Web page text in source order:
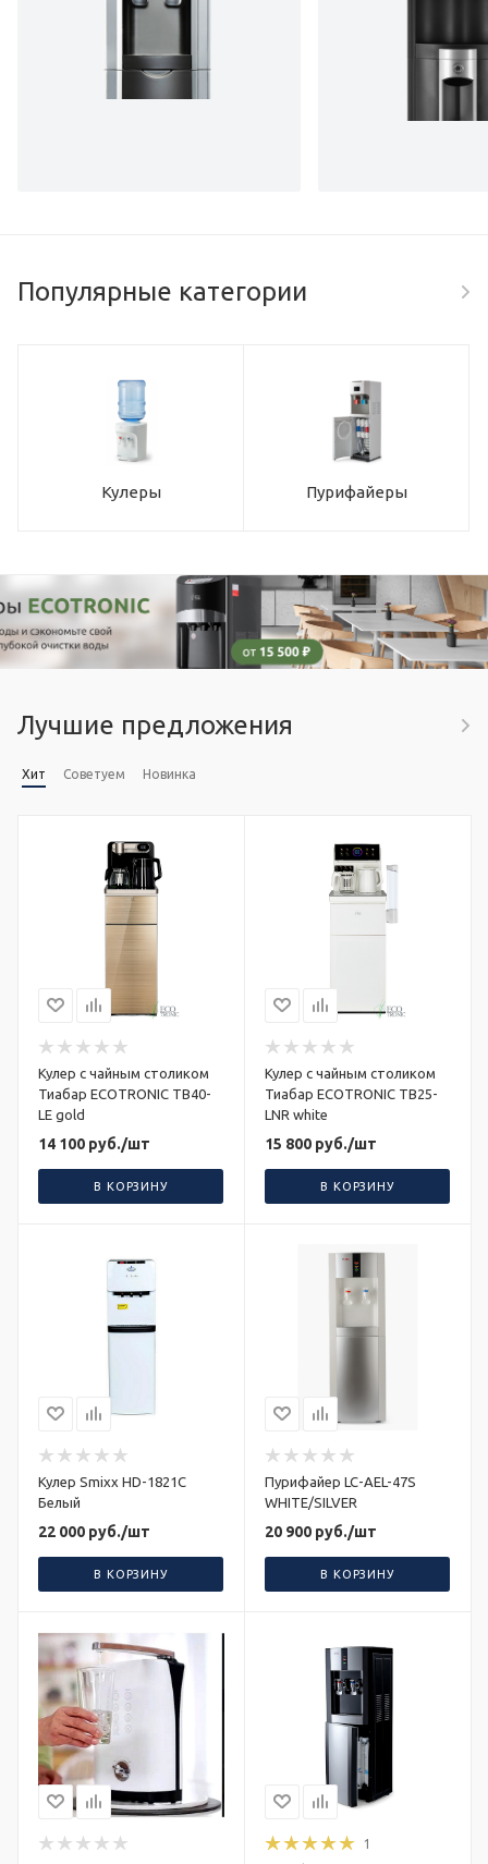
Популярные категории
Кулеры Пурифайеры
Лучшие предложения
Хит Советуем Новинка
Кулер с чайным столиком
Тиабар ECOTRONIC TB40-
LE gold
14 100 руб./шт
В КОРЗИНУ
Кулер с чайным столиком
Тиабар ECOTRONIC TB25-
LNR white
15 800 руб./шт
В КОРЗИНУ
Кулер Smixx HD-1821C
Белый
22 000 руб./шт
В КОРЗИНУ
Пурифайер LC-AEL-47S
WHITE/SILVER
20 900 руб./шт
В КОРЗИНУ
1